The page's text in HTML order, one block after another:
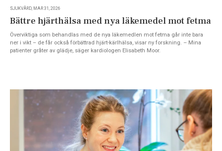
SJUKVÅRD, MAR 31, 2026
Bättre hjärthälsa med nya läkemedel mot fetma
Överviktiga som behandlas med de nya läkemedlen mot fetma går inte bara
ner i vikt – de får också förbättrad hjärt-kärlhälsa, visar ny forskning. – Mina
patienter gråter av glädje, säger kardiologen Elisabeth Moor.